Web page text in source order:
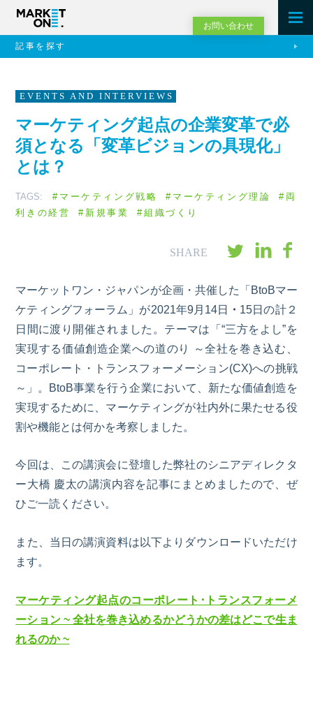
お問い合わせ
記事を探す
EVENTS AND INTERVIEWS
マーケティング起点の企業変革で必
須となる「変革ビジョンの具現化」
とは？
TAGS: #マーケティング戦略 #マーケティング理論
#両
利きの経営
#新規事業 #組織づくり
マーケットワン・ジャパンが企画・共催 した 「 BtoBマー
ケティングフォーラム」が2021年9月14日 ・ 15日の計２
日間に渡 り 開催されました。テーマは 「“三方をよし”を
実現する価値創造企業への道のり
～全社を巻き込む、
コーポレート・トランスフォーメーション(CX)への挑戦
～ 」。 BtoB事業を行う企業において、新たな価値創造を
実現するために、マーケティングが社内外に果たせる役
割や機能とは何かを考察しました。
今回は、この講演会に登壇した弊社のシニアディレクタ
ー大橋 慶太の講演内容を記事にまとめましたので、ぜ
ひご一読ください。
また、当日の講演資料は以下よりダウンロードいただけ
ます。
マーケティング起点のコーポレート･トランスフォーメ
ーション ~ 全社を巻き込めるかどうかの差はどこで生ま
れるのか ~